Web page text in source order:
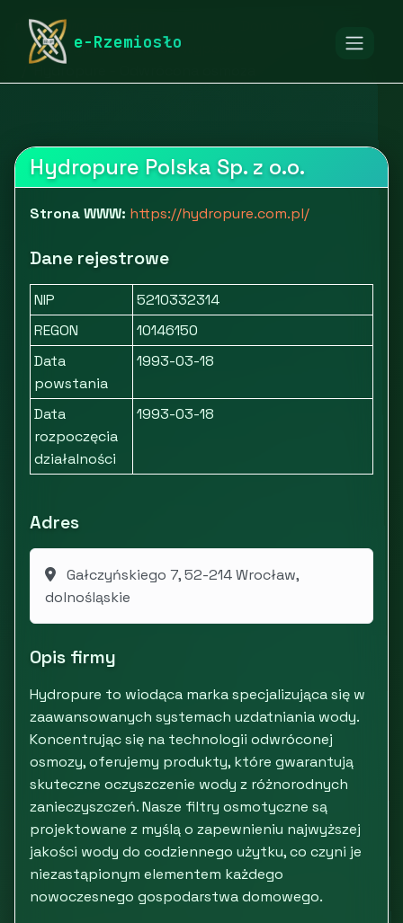
e-Rzemiosło
rymarstwo-poznan.pl
Tekstylia i pozostałe wyposażenie
Hydropure Polska Sp. z o.o.
Strona WWW: https://hydropure.com.pl/
Dane rejestrowe
NIP
5210332314
REGON
10146150
Data
powstania
1993-03-18
Data
rozpoczęcia
działalności
1993-03-18
Adres
Gałczyńskiego 7, 52-214 Wrocław,
dolnośląskie
Opis firmy
Hydropure to wiodąca marka specjalizująca się w
zaawansowanych systemach uzdatniania wody.
Koncentrując się na technologii odwróconej
osmozy, oferujemy produkty, które gwarantują
skuteczne oczyszczenie wody z różnorodnych
zanieczyszczeń. Nasze filtry osmotyczne są
projektowane z myślą o zapewnieniu najwyższej
jakości wody do codziennego użytku, co czyni je
niezastąpionym elementem każdego
nowoczesnego gospodarstwa domowego.